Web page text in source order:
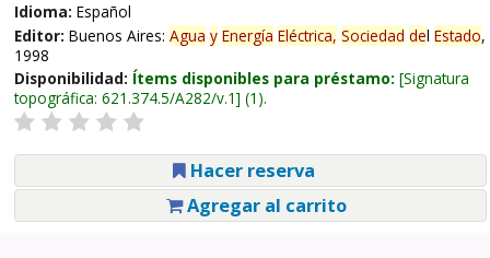
Idioma: Español
Editor: Buenos Aires: Agua y Energía Eléctrica, Sociedad del Estado,
1998
Disponibilidad: Ítems disponibles para préstamo: Signatura
topográfica: 621.374.5/A282/v.1 (1).
Hacer reserva
Agregar al carrito